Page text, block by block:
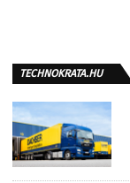
TECHNOKRATA.HU